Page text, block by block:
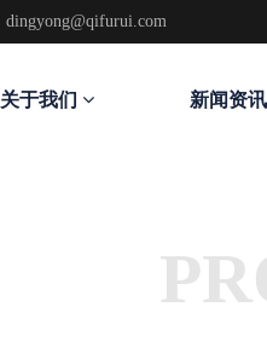
关于我们 新闻资讯
dingyong@qifurui.com